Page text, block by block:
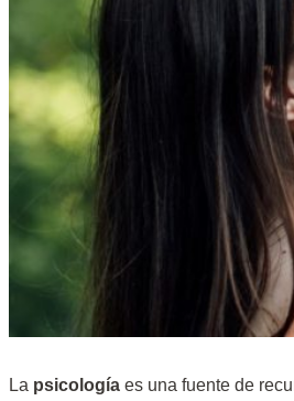
La psicología es una fuente de